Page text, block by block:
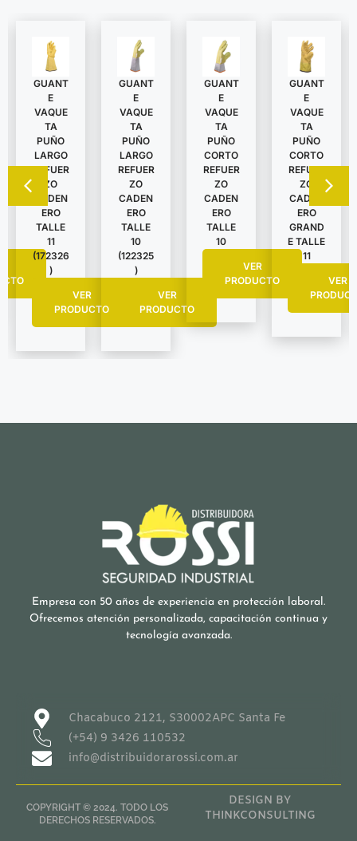
GUANT
E
VAQUE
TA
PUÑO
LARGO
REFUER
ZO
CADEN
ERO
TALLE
11
(172326
)
VER
PRODUCTO
GUANT
E
VAQUE
TA
PUÑO
LARGO
REFUER
ZO
CADEN
ERO
TALLE
10
(122325
)
VER
PRODUCTO
GUANT
E
VAQUE
TA
PUÑO
CORTO
REFUER
ZO
CADEN
ERO
TALLE
10
VER
PRODUCTO
GUANT
E
VAQUE
TA
PUÑO
CORTO
REFUER
ZO
CADEN
ERO
GRAND
E TALLE
11
VER
Empresa con 50 años de experiencia en protección laboral.
Ofrecemos atención personalizada, capacitación continua y
tecnología avanzada.
Chacabuco 2121, S30002APC Santa Fe
(+54) 9 3426 110532
info@distribuidorarossi.com.ar
COPYRIGHT © 2024. TODO LOS
DERECHOS RESERVADOS.
DESIGN BY
THINKCONSULTING